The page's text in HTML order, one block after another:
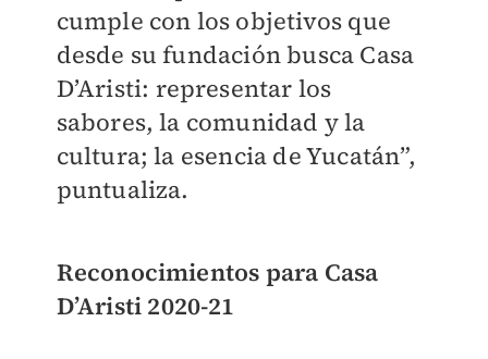
cumple con los objetivos que
desde su fundación busca Casa
D’Aristi: representar los
sabores, la comunidad y la
cultura; la esencia de Yucatán”,
puntualiza.
Reconocimientos para Casa
D’Aristi 2020-21